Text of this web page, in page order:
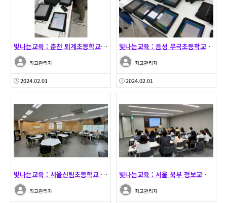
빛나는교육 : 춘천 퇴계초등학교 납품 셋팅 - 23.0…
최고관리자
2024.02.01
빛나는교육 : 음성 무극초등학교 납품 셋팅 - 23.0…
최고관리자
2024.02.01
빛나는교육 : 서울신림초등학교 수동등록 및 Meerka…
최고관리자
빛나는교육 : 서울 북부 정보교사 워크숍지원 - 23.…
최고관리자